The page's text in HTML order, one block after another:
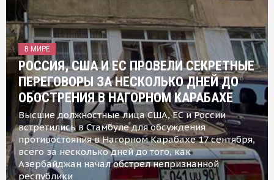
В МИРЕ
РОССИЯ, США И ЕС ПРОВЕЛИ СЕКРЕТНЫЕ
ПЕРЕГОВОРЫ ЗА НЕСКОЛЬКО ДНЕЙ ДО
ОБОСТРЕНИЯ В НАГОРНОМ КАРАБАХЕ
Высшие должностные лица США, ЕС и России
встретились в Стамбуле для обсуждения
противостояния в Нагорном Карабахе 17 сентября,
всего за несколько дней до того, как
Азербайджан начал обстрел непризнанной
республики